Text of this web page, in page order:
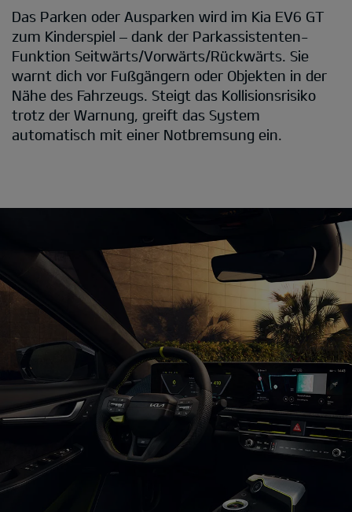
Das Parken oder Ausparken wird im Kia EV6 GT
zum Kinderspiel – dank der Parkassistenten-
Funktion Seitwärts/Vorwärts/Rückwärts. Sie
warnt dich vor Fußgängern oder Objekten in der
Nähe des Fahrzeugs. Steigt das Kollisionsrisiko
trotz der Warnung, greift das System
automatisch mit einer Notbremsung ein.